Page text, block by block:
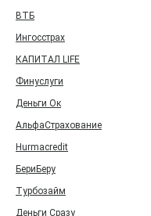
ВТБ
Ингосстрах
КАПИТАЛ LIFE
Финуслуги
Деньги Ок
АльфаСтрахование
Hurmacredit
БериБеру
Турбозайм
Деньги Сразу